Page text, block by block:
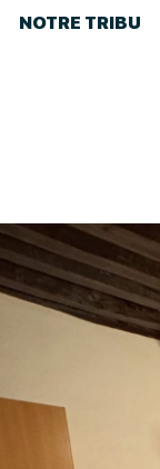
NOTRE TRIBU